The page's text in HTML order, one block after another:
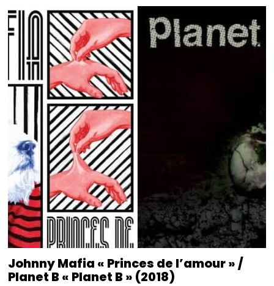
Johnny Mafia « Princes de l’amour » /
Planet B « Planet B » (2018)